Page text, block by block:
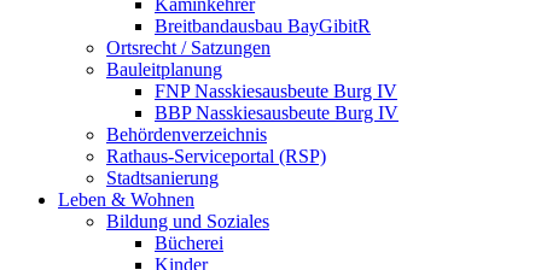
Kaminkehrer
Breitbandausbau BayGibitR
Ortsrecht / Satzungen
Bauleitplanung
FNP Nasskiesausbeute Burg IV
BBP Nasskiesausbeute Burg IV
Behördenverzeichnis
Rathaus-Serviceportal (RSP)
Stadtsanierung
Leben & Wohnen
Bildung und Soziales
Bücherei
Kinder